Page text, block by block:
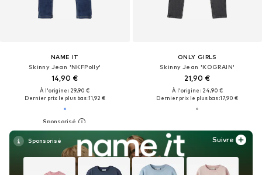
NAME IT
Skinny Jean 'NKFPolly'
14,90 €
À l'origine : 29,90 €
Dernier prix le plus bas :11,92 €
Suivre
ONLY GIRLS
Skinny Jean 'KOGRAIN'
21,90 €
À l'origine : 24,90 €
Dernier prix le plus bas :17,90 €